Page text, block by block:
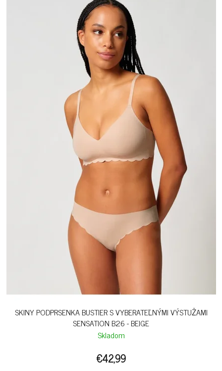
SKINY PODPRSENKA BUSTIER S VYBERATEĽNÝMI VÝSTUŽAMI
SENSATION B26 - BEIGE
Skladom
€42,99